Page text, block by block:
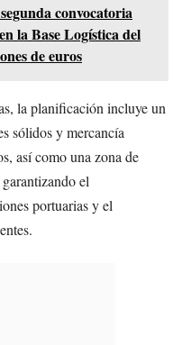
convocatoria
la Base Logística del
de euros
la planificación incluye un
sólidos y mercancía
así como una zona de
el
portuarias y el